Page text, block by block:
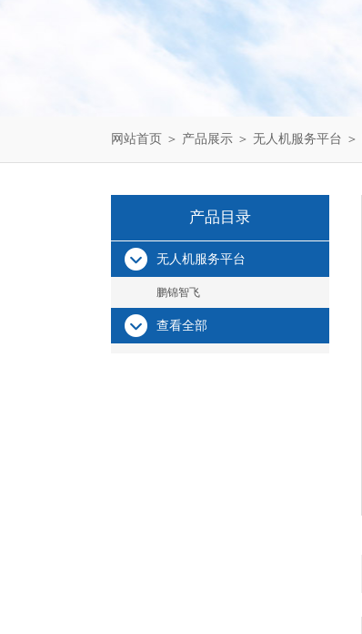
网站首页 ＞ 产品展示 ＞ 无人机服务平台 ＞
产品目录
无人机服务平台
鹏锦智飞
查看全部